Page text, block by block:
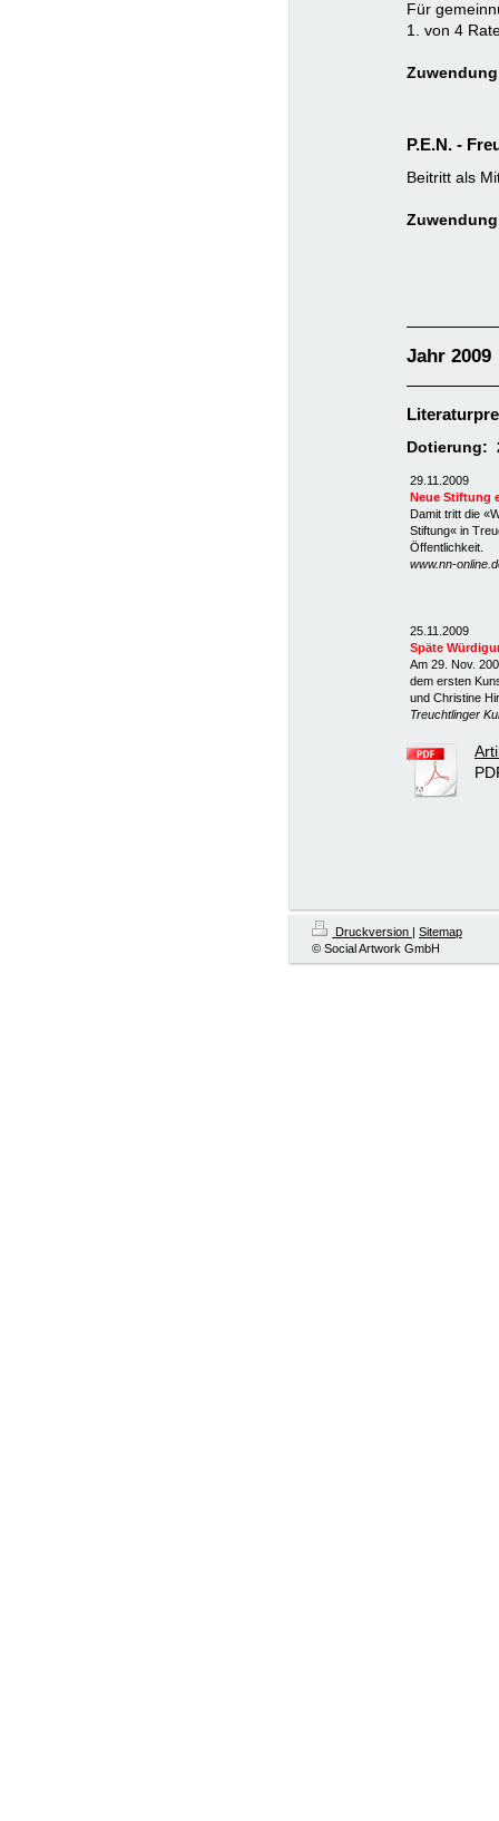
Für
1. von 4
P.E.N. -
Beitritt als
Jahr 2009
Dotierung:
29.11.2009
Neue Stiftung
Damit tritt die
Stiftung« in
Öffentlichkeit.
www.nn-
25.11.2009
Späte
Am 29. Nov.
dem ersten
und Christine
Treuchtlinger
Druckversion | Sitemap
© Social Artwork GmbH